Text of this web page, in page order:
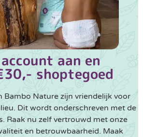
aan en
shoptegoed
Bambo Nature zijn vriendelijk voor
Dit wordt onderschreven met de
Raak nu zelf vertrouwd met onze
en betrouwbaarheid. Maak